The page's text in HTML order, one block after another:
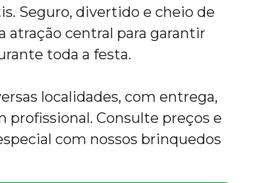
Seguro, divertido e cheio de
atração central para garantir
toda a festa.
localidades, com entrega,
Consulte preços e
com nossos brinquedos